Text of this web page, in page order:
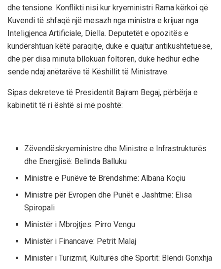
dhe tensione. Konflikti nisi kur kryeministri Rama kërkoi që
Kuvendi të shfaqë një mesazh nga ministra e krijuar nga
Inteligjenca Artificiale, Diella. Deputetët e opozitës e
kundërshtuan këtë paraqitje, duke e quajtur antikushtetuese,
dhe për disa minuta bllokuan foltoren, duke hedhur edhe
sende ndaj anëtarëve të Këshillit të Ministrave.
Sipas dekreteve të Presidentit Bajram Begaj, përbërja e
kabinetit të ri është si më poshtë:
Zëvendëskryeministre dhe Ministre e Infrastrukturës
dhe Energjisë: Belinda Balluku
Ministre e Punëve të Brendshme: Albana Koçiu
Ministre për Evropën dhe Punët e Jashtme: Elisa
Spiropali
Ministër i Mbrojtjes: Pirro Vengu
Ministër i Financave: Petrit Malaj
Ministër i Turizmit, Kulturës dhe Sportit: Blendi Gonxhja